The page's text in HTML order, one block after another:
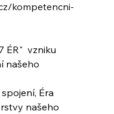
kompetencni-
vzniku
našeho
Éra
našeho